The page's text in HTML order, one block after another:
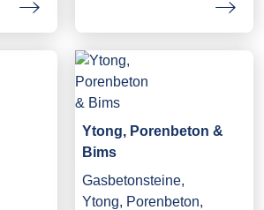
Ytong, Porenbeton &
Bims
Gasbetonsteine,
Ytong, Porenbeton,